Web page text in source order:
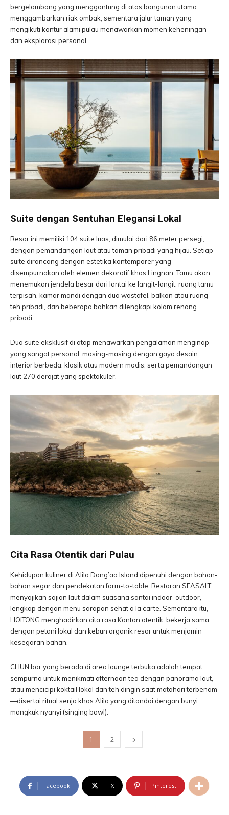
bergelombang yang menggantung di atas bangunan utama
menggambarkan riak ombak, sementara jalur taman yang
mengikuti kontur alami pulau menawarkan momen keheningan
dan eksplorasi personal.
Suite dengan Sentuhan Elegansi Lokal
Resor ini memiliki 104 suite luas, dimulai dari 86 meter persegi,
dengan pemandangan laut atau taman pribadi yang hijau. Setiap
suite dirancang dengan estetika kontemporer yang
disempurnakan oleh elemen dekoratif khas Lingnan. Tamu akan
menemukan jendela besar dari lantai ke langit-langit, ruang tamu
terpisah, kamar mandi dengan dua wastafel, balkon atau ruang
teh pribadi, dan beberapa bahkan dilengkapi kolam renang
pribadi.
Dua suite eksklusif di atap menawarkan pengalaman menginap
yang sangat personal, masing-masing dengan gaya desain
interior berbeda: klasik atau modern modis, serta pemandangan
laut 270 derajat yang spektakuler.
Cita Rasa Otentik dari Pulau
Kehidupan kuliner di Alila Dong’ao Island dipenuhi dengan bahan-
bahan segar dan pendekatan farm-to-table. Restoran SEASALT
menyajikan sajian laut dalam suasana santai indoor-outdoor,
lengkap dengan menu sarapan sehat a la carte. Sementara itu,
HOITONG menghadirkan cita rasa Kanton otentik, bekerja sama
dengan petani lokal dan kebun organik resor untuk menjamin
kesegaran bahan.
CHUN bar yang berada di area lounge terbuka adalah tempat
sempurna untuk menikmati afternoon tea dengan panorama laut,
atau mencicipi koktail lokal dan teh dingin saat matahari terbenam
—disertai ritual senja khas Alila yang ditandai dengan bunyi
mangkuk nyanyi (singing bowl).
1 2
Facebook X Pinterest